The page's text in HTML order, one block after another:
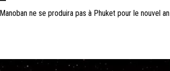
ne se produira pas à Phuket pour le nouvel an